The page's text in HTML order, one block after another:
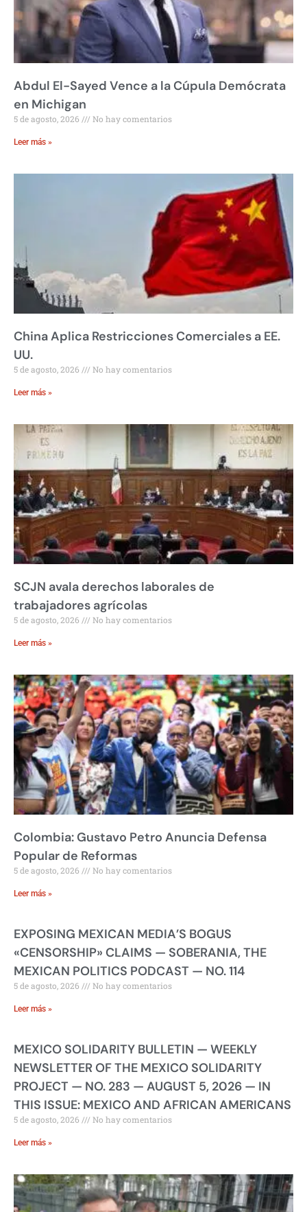
Abdul El-Sayed Vence a la Cúpula Demócrata
en Michigan
5 de agosto, 2026 No hay comentarios
Leer más »
China Aplica Restricciones Comerciales a EE.
UU.
5 de agosto, 2026 No hay comentarios
Leer más »
SCJN avala derechos laborales de
trabajadores agrícolas
5 de agosto, 2026 No hay comentarios
Leer más »
Colombia: Gustavo Petro Anuncia Defensa
Popular de Reformas
5 de agosto, 2026 No hay comentarios
Leer más »
EXPOSING MEXICAN MEDIA’S BOGUS
«CENSORSHIP» CLAIMS — SOBERANIA, THE
MEXICAN POLITICS PODCAST — NO. 114
5 de agosto, 2026 No hay comentarios
Leer más »
MEXICO SOLIDARITY BULLETIN — WEEKLY
NEWSLETTER OF THE MEXICO SOLIDARITY
PROJECT — NO. 283 — AUGUST 5, 2026 — IN
THIS ISSUE: MEXICO AND AFRICAN AMERICANS
5 de agosto, 2026 No hay comentarios
Leer más »